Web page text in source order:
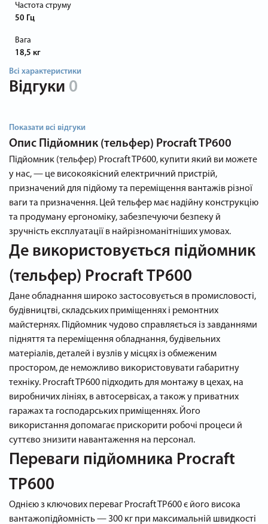
Частота струму
50 Гц
Вага
18,5 кг
Всі характеристики
Відгуки 0
Показати всі відгуки
Опис Підйомник (тельфер) Procraft TP600
Підйомник (тельфер) Procraft TP600, купити який ви можете
у нас, — це високоякісний електричний пристрій,
призначений для підйому та переміщення вантажів різної
ваги та призначення. Цей тельфер має надійну конструкцію
та продуману ергономіку, забезпечуючи безпеку й
зручність експлуатації в найрізноманітніших умовах.
Де використовується підйомник
(тельфер) Procraft TP600
Дане обладнання широко застосовується в промисловості,
будівництві, складських приміщеннях і ремонтних
майстернях. Підйомник чудово справляється із завданнями
підняття та переміщення обладнання, будівельних
матеріалів, деталей і вузлів у місцях із обмеженим
простором, де неможливо використовувати габаритну
техніку. Procraft TP600 підходить для монтажу в цехах, на
виробничих лініях, в автосервісах, а також у приватних
гаражах та господарських приміщеннях. Його
використання допомагає прискорити робочі процеси й
суттєво знизити навантаження на персонал.
Переваги підйомника Procraft
TP600
Однією з ключових переваг Procraft TP600 є його висока
вантажопідйомність — 300 кг при максимальній швидкості